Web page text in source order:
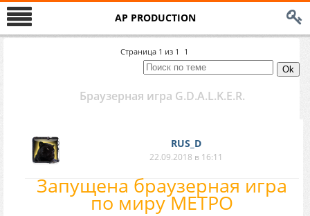
AP PRODUCTION
Страница 1 из 1 1
Браузерная игра G.D.A.L.K.E.R.
RUS_D
22.09.2018 в 16:11
Запущена браузерная игра
по миру МЕТРО